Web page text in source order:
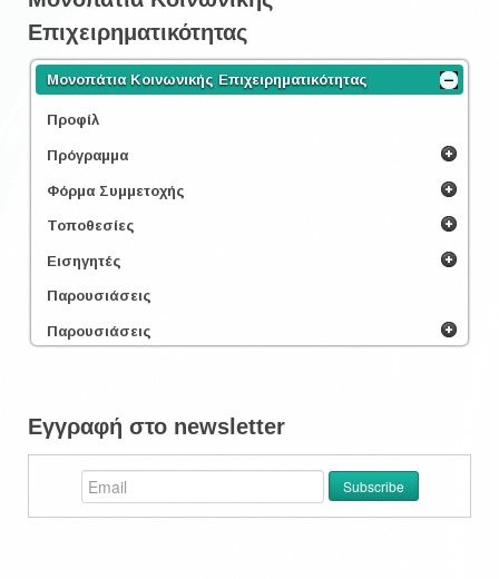
Επιχειρηματικότητας
Μονοπάτια Κοινωνικής Επιχειρηματικότητας
Προφίλ
Πρόγραμμα
Φόρμα Συμμετοχής
Τοποθεσίες
Εισηγητές
Παρουσιάσεις
Παρουσιάσεις
Εγγραφή στο newsletter